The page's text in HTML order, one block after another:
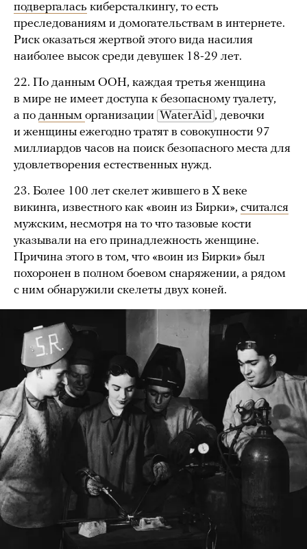
подвергалась киберсталкингу, то есть
преследованиям и домогательствам в интернете.
Риск оказаться жертвой этого вида насилия
наиболее высок среди девушек 18-29 лет.
22. По данным ООН, каждая третья женщина
в мире не имеет доступа к безопасному туалету,
а по данным организации WaterAid , девочки
и женщины ежегодно тратят в совокупности 97
миллиардов часов на поиск безопасного места для
удовлетворения естественных нужд.
23. Более 100 лет скелет жившего в X веке
викинга, известного как «воин из Бирки», считался
мужским, несмотря на то что тазовые кости
указывали на его принадлежность женщине.
Причина этого в том, что «воин из Бирки» был
похоронен в полном боевом снаряжении, а рядом
с ним обнаружили скелеты двух коней.